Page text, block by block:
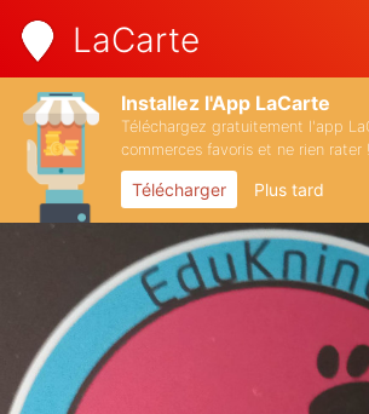
LaCarte
Installez l'App LaCarte
Téléchargez gratuitement l'app
commerces favoris et ne rien rater !
Télécharger Plus tard